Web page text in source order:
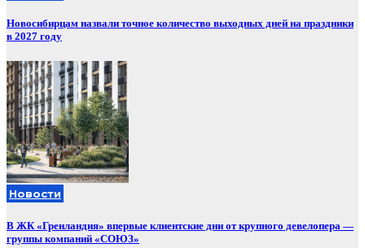
Новосибирцам назвали точное количество выходных дней на праздники
в 2027 году
Новости
В ЖК «Гренландия» впервые клиентские дни от крупного девелопера —
группы компаний «СОЮЗ»